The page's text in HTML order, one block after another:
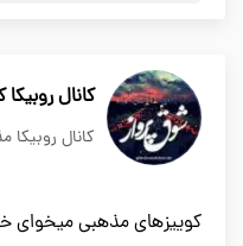
کانال
کانال روبیکا
کوییزهای مذهبی